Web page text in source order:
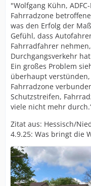
"Wolfgang Kühn,
Fahrradzone
was den Erfolg der
Gefühl, dass
Fahrradfahrer
Durchgangsverkehr
Ein großes Problem
überhaupt
Fahrradzone
Schutzstreifen,
viele nicht mehr
Zitat aus: Hessisch/
4.9.25: Was bringt die